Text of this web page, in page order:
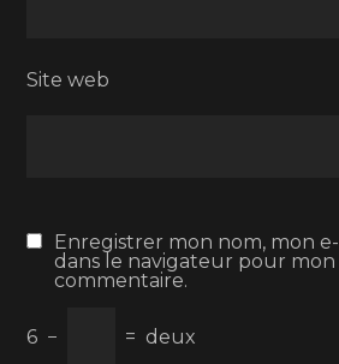
Site web
Enregistrer mon nom, mon
dans le navigateur pour
commentaire.
6 − = deux